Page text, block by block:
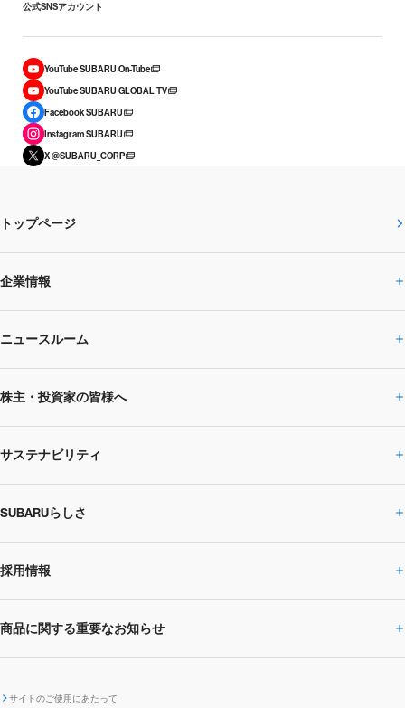
公式SNSアカウント
YouTube SUBARU On-Tube
YouTube SUBARU GLOBAL TV
Facebook SUBARU
Instagram SUBARU
X @SUBARU_CORP
トップページ
企業情報
企業情報トップ
SUBARUのありたい姿
SUBARU 2025方針
事業所・関係会社
ニュースルーム
ニュースルームトップ
ニュースリリース
閉じる
株主・投資家の皆様へ
株主・投資家の皆様へトップ
企業・経営
IRライブラリー
株主・投資家サポート
IRカレンダー
サステナビリティ
サステナビリティトップ
CEOサステナビリティ
環境
ガバナンス
SUBARUらしさ
SUBARUらしさトップ
SUBARUびと
SUBARUデザイン
採用情報
採用情報トップ
商品に関する重要なお知らせ
サイトのご使用にあたって